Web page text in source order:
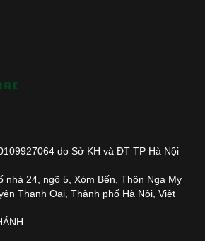
do Sở KH và ĐT TP Hà Nội
nhà 24, ngõ 5, Xóm Bến, Thôn Nga My
Thanh Oai, Thành phố Hà Nội, Việt